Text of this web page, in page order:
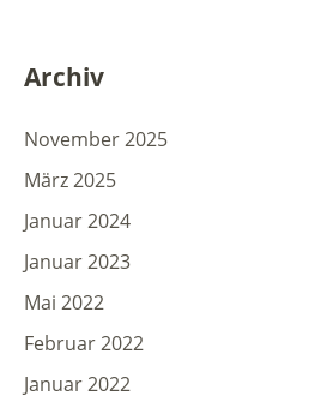
Archiv
November 2025
März 2025
Januar 2024
Januar 2023
Mai 2022
Februar 2022
Januar 2022